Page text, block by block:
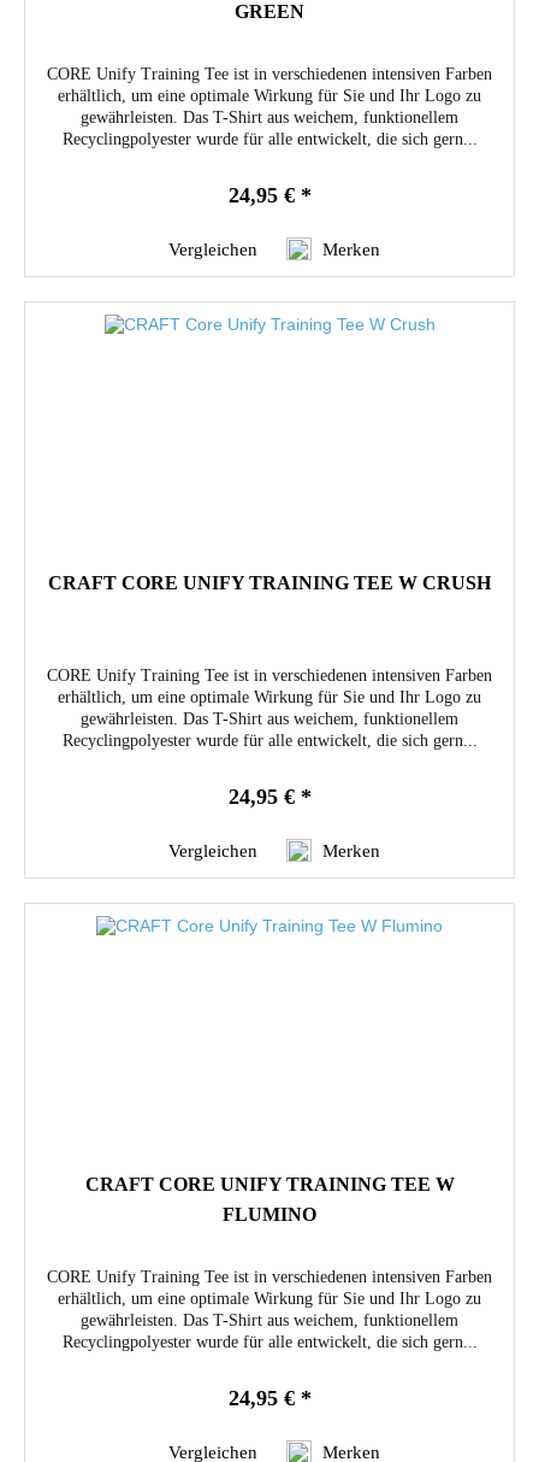
GREEN
CORE Unify Training Tee ist in verschiedenen intensiven Farben
erhältlich, um eine optimale Wirkung für Sie und Ihr Logo zu
gewährleisten. Das T-Shirt aus weichem, funktionellem
Recyclingpolyester wurde für alle entwickelt, die sich gern...
24,95 € *
Vergleichen Merken
CRAFT CORE UNIFY TRAINING TEE W CRUSH
CORE Unify Training Tee ist in verschiedenen intensiven Farben
erhältlich, um eine optimale Wirkung für Sie und Ihr Logo zu
gewährleisten. Das T-Shirt aus weichem, funktionellem
Recyclingpolyester wurde für alle entwickelt, die sich gern...
24,95 € *
Vergleichen Merken
CRAFT CORE UNIFY TRAINING TEE W
FLUMINO
CORE Unify Training Tee ist in verschiedenen intensiven Farben
erhältlich, um eine optimale Wirkung für Sie und Ihr Logo zu
gewährleisten. Das T-Shirt aus weichem, funktionellem
Recyclingpolyester wurde für alle entwickelt, die sich gern...
24,95 € *
Vergleichen Merken